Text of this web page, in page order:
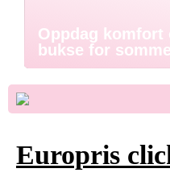
Oppdag komfort
bukse for
Europris